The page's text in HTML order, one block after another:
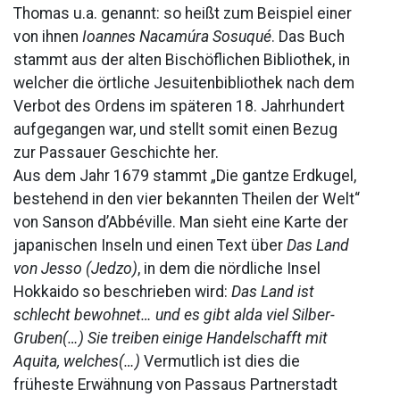
Thomas u.a. genannt: so heißt zum Beispiel einer
von ihnen Ioannes Nacamúra Sosuqué. Das Buch
stammt aus der alten Bischöflichen Bibliothek, in
welcher die örtliche Jesuitenbibliothek nach dem
Verbot des Ordens im späteren 18. Jahrhundert
aufgegangen war, und stellt somit einen Bezug
zur Passauer Geschichte her.
Aus dem Jahr 1679 stammt „Die gantze Erdkugel,
bestehend in den vier bekannten Theilen der Welt“
von Sanson d’Abbéville. Man sieht eine Karte der
japanischen Inseln und einen Text über Das Land
von Jesso (Jedzo), in dem die nördliche Insel
Hokkaido so beschrieben wird: Das Land ist
schlecht bewohnet… und es gibt alda viel Silber-
Gruben(…) Sie treiben einige Handelschafft mit
Aquita, welches(…) Vermutlich ist dies die
früheste Erwähnung von Passaus Partnerstadt